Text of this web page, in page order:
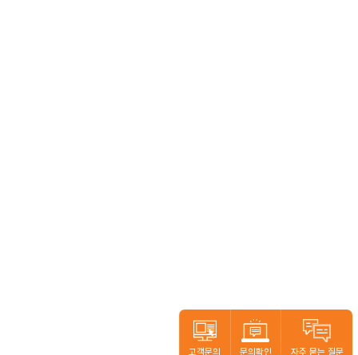
고객문의 문의확인 자주 묻는 질문